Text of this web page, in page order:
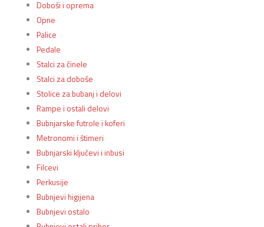
Doboši i oprema
Opne
Palice
Pedale
Stalci za činele
Stalci za doboše
Stolice za bubanj i delovi
Rampe i ostali delovi
Bubnjarske futrole i koferi
Metronomi i štimeri
Bubnjarski ključevi i inbusi
Filcevi
Perkusije
Bubnjevi higijena
Bubnjevi ostalo